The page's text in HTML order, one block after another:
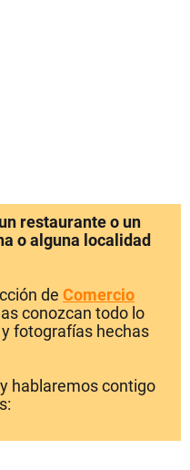
restaurante o un
o alguna localidad
de Comercio
conozcan todo lo
fotografías hechas
hablaremos contigo